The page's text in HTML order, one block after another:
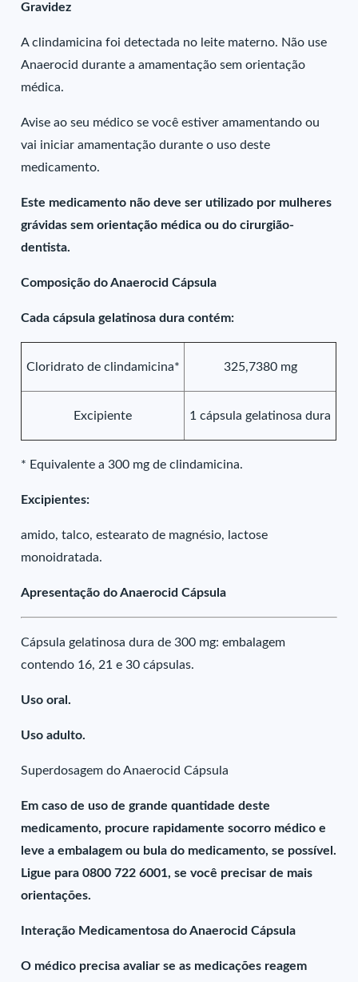
Gravidez
A clindamicina foi detectada no leite materno. Não use
Anaerocid durante a amamentação sem orientação
médica.
Avise ao seu médico se você estiver amamentando ou
vai iniciar amamentação durante o uso deste
medicamento.
Este medicamento não deve ser utilizado por mulheres
grávidas sem orientação médica ou do cirurgião-
dentista.
Composição do Anaerocid Cápsula
Cada cápsula gelatinosa dura contém:
Cloridrato de clindamicina* 325,7380 mg
Excipiente 1 cápsula gelatinosa dura
* Equivalente a 300 mg de clindamicina.
Excipientes:
amido, talco, estearato de magnésio, lactose
monoidratada.
Apresentação do Anaerocid Cápsula
Cápsula gelatinosa dura de 300 mg: embalagem
contendo 16, 21 e 30 cápsulas.
Uso oral.
Uso adulto.
Superdosagem do Anaerocid Cápsula
Em caso de uso de grande quantidade deste
medicamento, procure rapidamente socorro médico e
leve a embalagem ou bula do medicamento, se possível.
Ligue para 0800 722 6001, se você precisar de mais
orientações.
Interação Medicamentosa do Anaerocid Cápsula
O médico precisa avaliar se as medicações reagem